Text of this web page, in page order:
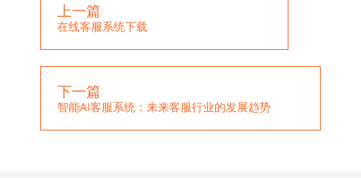
上一篇
在线客服系统下载
下一篇
智能AI客服系统：未来客服行业的发展趋势